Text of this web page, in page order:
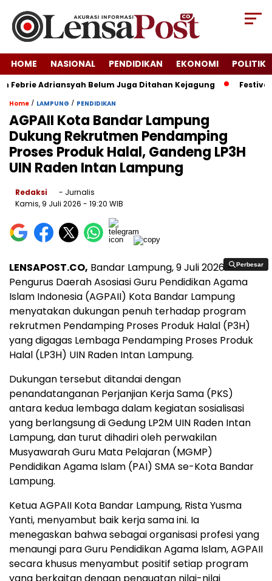
HOME NASIONAL PENDIDIKAN EKONOMI POLITIK
Adriansyah Belum Juga Ditahan Kejagung Festival
Home / LAMPUNG / PENDIDIKAN
AGPAII Kota Bandar Lampung
Dukung Rekrutmen Pendamping
Proses Produk Halal, Gandeng LP3H
UIN Raden Intan Lampung
Redaksi
- Jurnalis
Kamis, 9 Juli 2026 - 19:20 WIB
Perbesar
Perbesar
LENSAPOST.CO, Bandar Lampung, 9 Juli 2026 —
Pengurus Daerah Asosiasi Guru Pendidikan Agama
Islam Indonesia (AGPAII) Kota Bandar Lampung
menyatakan dukungan penuh terhadap program
rekrutmen Pendamping Proses Produk Halal (P3H)
yang digagas Lembaga Pendamping Proses Produk
Halal (LP3H) UIN Raden Intan Lampung.
Dukungan tersebut ditandai dengan
penandatanganan Perjanjian Kerja Sama (PKS)
antara kedua lembaga dalam kegiatan sosialisasi
yang berlangsung di Gedung LP2M UIN Raden Intan
Lampung, dan turut dihadiri oleh perwakilan
Musyawarah Guru Mata Pelajaran (MGMP)
Pendidikan Agama Islam (PAI) SMA se-Kota Bandar
Lampung.
Ketua AGPAII Kota Bandar Lampung, Rista Yusma
Yanti, menyambut baik kerja sama ini. Ia
menegaskan bahwa sebagai organisasi profesi yang
menaungi para Guru Pendidikan Agama Islam, AGPAII
secara khusus menyambut positif setiap program